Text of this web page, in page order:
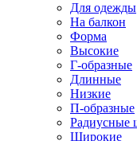
Для одежды
На балкон
Форма
Высокие
Г-образные
Длинные
Низкие
П-образные
Радиусные
Широкие